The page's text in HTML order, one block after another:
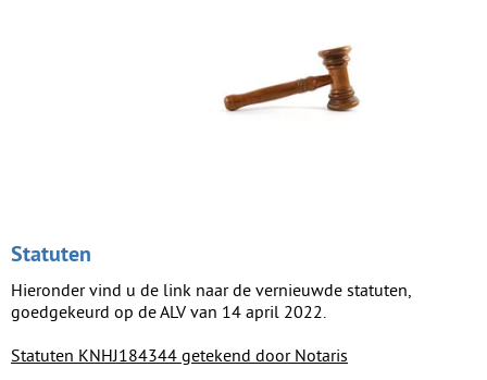
Statuten
Hieronder vind u de link naar de vernieuwde statuten,
goedgekeurd op de ALV van 14 april 2022.
Statuten KNHJ184344 getekend door Notaris